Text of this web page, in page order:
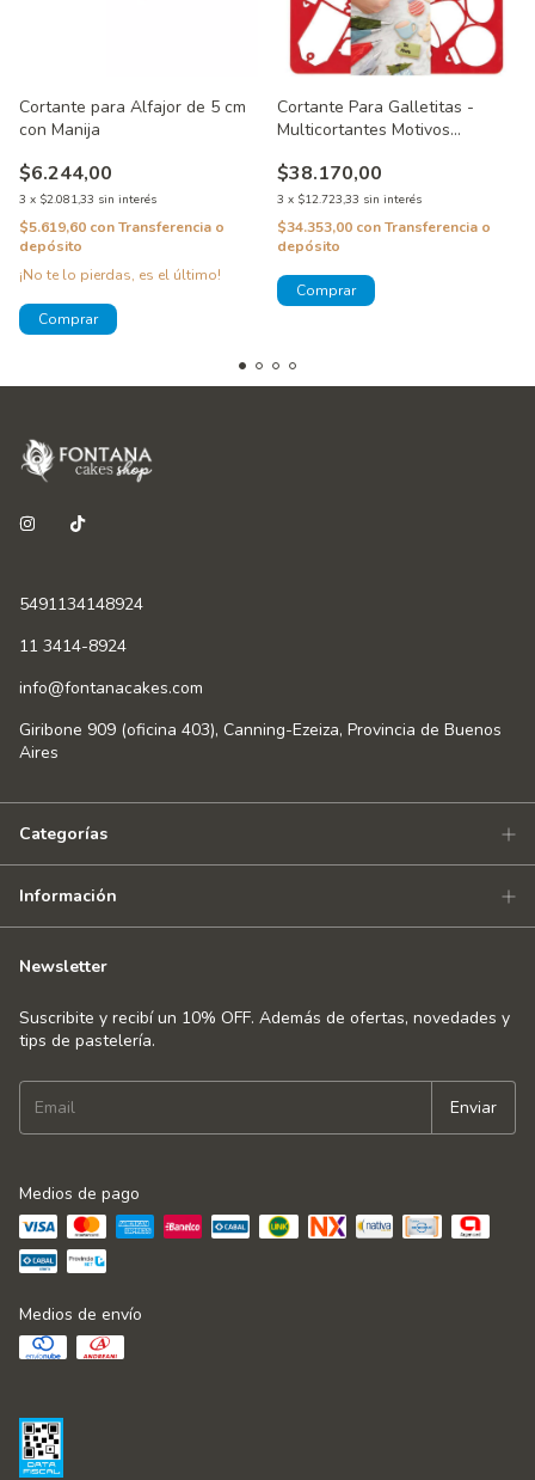
Cortante para Alfajor de 5 cm
con Manija
$6.244,00
3 x $2.081,33 sin interés
$5.619,60 conTransferencia o
depósito
¡No te lo pierdas, es el último!
Cortante Para Galletitas -
Multicortantes Motivos
$38.170,00
3 x $12.723,33 sin interés
$34.353,00 conTransferencia o
depósito
5491134148924
11 3414-8924
info@fontanacakes.com
Giribone 909 (oficina 403), Canning-Ezeiza, Provincia de Buenos
Aires
Categorías
Información
Newsletter
Suscribite y recibí un 10% OFF. Además de ofertas, novedades y
tips de pastelería.
Medios de pago
Medios de envío